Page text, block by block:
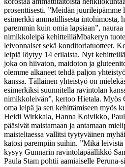
prosenttisesti. ”Meidän juurileipämme
esimerkki ammatillisesta intohimosta,
paremmin kuin omia lapsiaan”,
nimikkoleipä kehitteilläMbakeryn
leivonnaiset sekä konditoriatuotteet.
leipiä löytyy 14 erilaista. Nyt
joka on hiivaton, maidoton ja
olemme alkaneet tehdä paljon
kanssa. Tällainen yhteistyö on
esimerkiksi suunnitella ravintolan
nimikkoleivän”, kertoo Hietala. Myös
oma leipä ja sen kehittämiseen myös
Heidi Wirkkala, Hanna Koivikko,
pääsivät maistamaan ja antamaan
maisteltaessa vallitsi tyytyväinen
katosi parempiin suihin. ”Mikä leivistä
kysyy Gunnarin ravintolapäällikkö
Paula Stam pohtii aamiaiselle Peruna-